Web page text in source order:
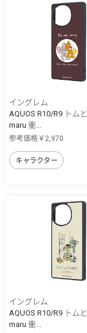
イングレム
AQUOS R10/R9 トム
maru 衝...
参考価格￥2,970
キャラクター
イングレム
AQUOS R10/R9 トム
maru 衝...